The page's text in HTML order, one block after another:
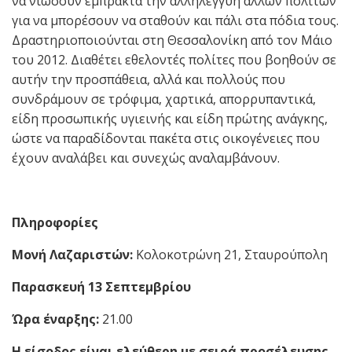
για να μπορέσουν να σταθούν και πάλι στα πόδια τους.
Δραστηριοποιούνται στη Θεσσαλονίκη από τον Μάιο
του 2012. Διαθέτει εθελοντές πολίτες που βοηθούν σε
αυτήν την προσπάθεια, αλλά και πολλούς που
συνδράμουν σε τρόφιμα, χαρτικά, απορρυπαντικά,
είδη προσωπικής υγιεινής και είδη πρώτης ανάγκης,
ώστε να παραδίδονται πακέτα στις οικογένειες που
έχουν αναλάβει και συνεχώς αναλαμβάνουν.
Πληροφορίες
Μονή Λαζαριστών: Κολοκοτρώνη 21, Σταυρούπολη
Παρασκευή 13 Σεπτεμβρίου
Ώρα έναρξης: 21.00